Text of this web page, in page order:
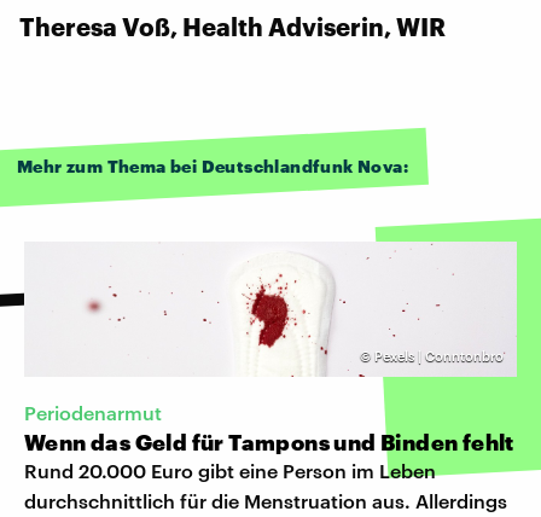
Theresa Voß, Health Adviserin, WIR
Mehr zum Thema bei Deutschlandfunk Nova:
© Pexels | Conntonbro
Periodenarmut
Wenn das Geld für Tampons und Binden fehlt
Rund 20.000 Euro gibt eine Person im Leben
durchschnittlich für die Menstruation aus. Allerdings